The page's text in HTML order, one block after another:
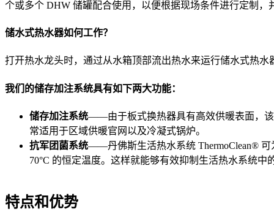
个或多个 DHW 储罐配合使用，以便根据现场条件进行定制，
储水式热水器如何工作？
打开热水龙头时，通过从水箱顶部流出热水来运行储水式热
我们的储存加注系统具有如下两大功能：
储存加注系统——由于板式换热器具有高效供暖表面，该
常适用于区域供暖官网以及冷凝式锅炉。
抗军团菌系统——丹佛斯生活热水系统 ThermoClean® 可
70°C 的恒定温度。这样就能够有效抑制生活热水系统中
特点和优势